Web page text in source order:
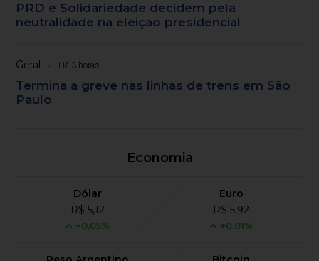
PRD e Solidariedade decidem pela
neutralidade na eleição presidencial
Geral Há 3 horas
Termina a greve nas linhas de trens em São
Paulo
Economia
Dólar
R$ 5,12
+0,05%
Euro
R$ 5,92
+0,01%